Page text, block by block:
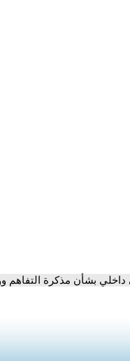
داخلي بشأن مذكرة التفاهم